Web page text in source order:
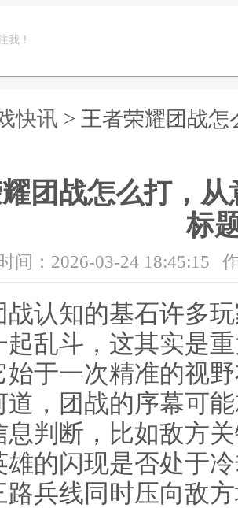
我！
快讯 > 王者荣耀团战
团战怎么打，
标
间：2026-03-24 18:45:15
战认知的基石许多
起乱斗，这其实是
始于一次精准的视
道，团战的序幕可
息判断，比如敌方
雄的闪现是否处于
路兵线同时压向敌